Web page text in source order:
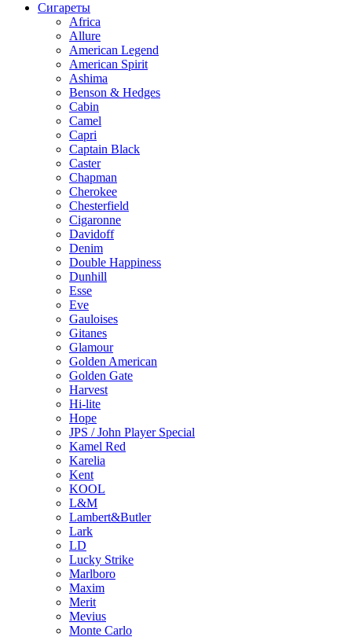
Сигареты
Africa
Allure
American Legend
American Spirit
Ashima
Benson & Hedges
Cabin
Camel
Capri
Captain Black
Caster
Chapman
Cherokee
Chesterfield
Cigaronne
Davidoff
Denim
Double Happiness
Dunhill
Esse
Eve
Gauloises
Gitanes
Glamour
Golden American
Golden Gate
Harvest
Hi-lite
Hope
JPS / John Player Special
Kamel Red
Karelia
Kent
KOOL
L&M
Lambert&Butler
Lark
LD
Lucky Strike
Marlboro
Maxim
Merit
Mevius
Monte Carlo